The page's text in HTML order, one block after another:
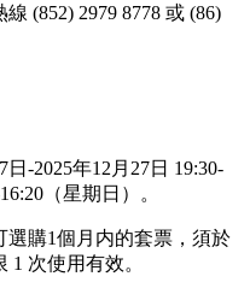
(852) 2979 8778 或 (86)
-2025年12月27日 19:30-
（星期日）。
選購1個月内的套票，須於
次使用有效。